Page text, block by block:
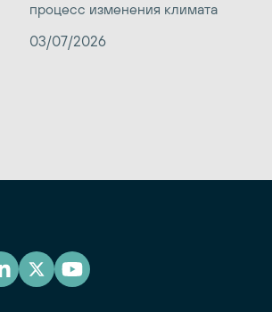
процесс изменения климата
03/07/2026